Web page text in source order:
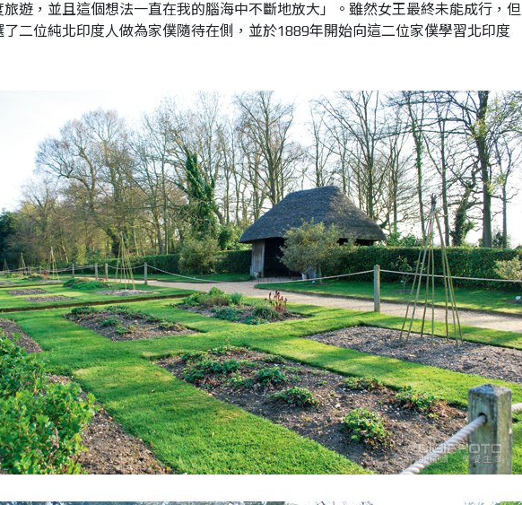
旅遊，並且這個想法一直在我的腦海中不斷地放大」。雖然女王最終未能成行，但
了二位純北印度人做為家僕隨待在側，並於1889年開始向這二位家僕學習北印度